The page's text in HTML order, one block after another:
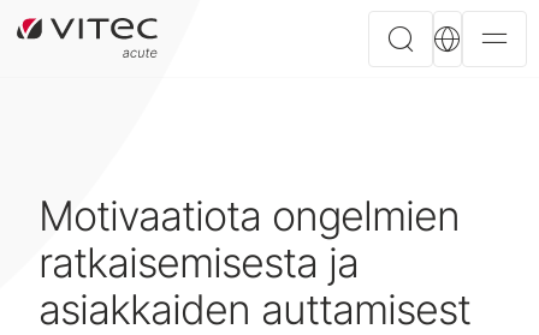
Motivaatiota ongelmien
ratkaisemisesta ja
asiakkaiden auttamisest